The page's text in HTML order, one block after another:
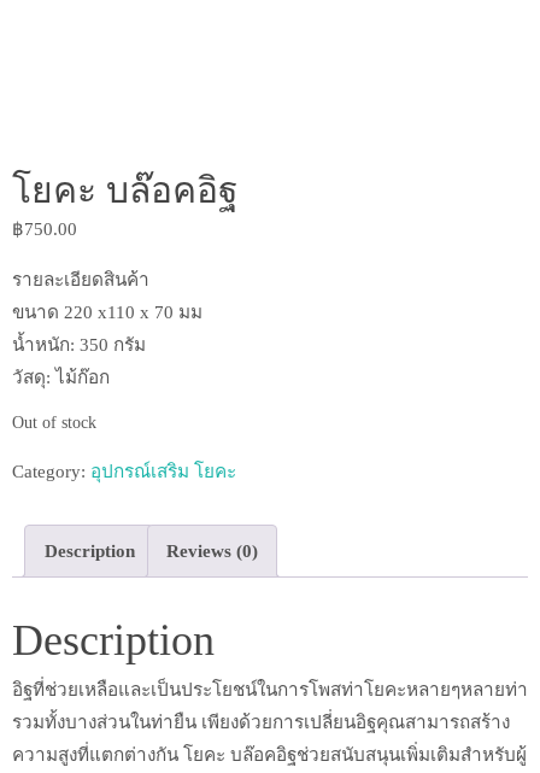
โยคะ บล๊อคอิฐ
฿750.00
รายละเอียดสินค้า
ขนาด 220 x110 x 70 มม
น้ำหนัก: 350 กรัม
วัสดุ: ไม้ก๊อก
Out of stock
Category: อุปกรณ์เสริม โยคะ
Description Reviews (0)
Description
อิฐที่ช่วยเหลือและเป็นประโยชน์ในการโพสท่าโยคะหลายๆหลายท่า
รวมทั้งบางส่วนในท่ายืน เพียงด้วยการเปลี่ยนอิฐคุณสามารถสร้าง
ความสูงที่แตกต่างกัน โยคะ บล๊อคอิฐช่วยสนับสนุนเพิ่มเติมสำหรับผู้